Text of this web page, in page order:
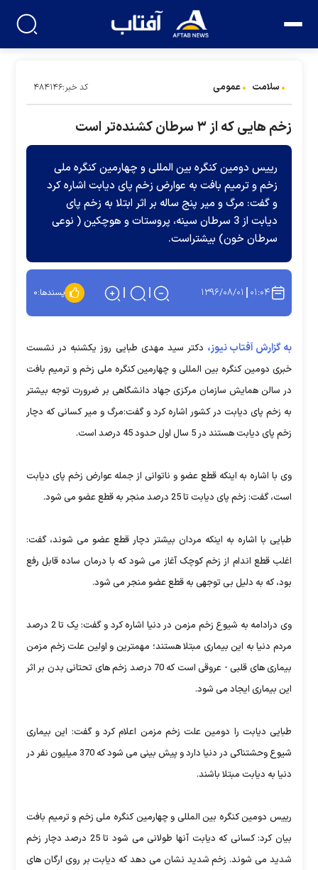
سلامت عمومی کد خبر:۴۸۴۱۴۶
زخم هایی که از ۳ سرطان کشنده‌تر است
رییس دومین کنگره بین المللی و چهارمین کنگره ملی
زخم و ترمیم بافت به عوارض زخم پای دیابت اشاره کرد
و گفت: مرگ و میر پنج ساله بر اثر ابتلا به زخم پای
دیابت از 3 سرطان سینه، پروستات و هوچکین ( نوعی
سرطان خون) بیشتراست.
۰۱:۰۴ ۱۳۹۶/۰۸/۰۱ پسندها:۰
به گزارش آفتاب نیوز، دکتر سید مهدی طبایی روز یکشنبه در نشست
خبری دومین کنگره بین المللی و چهارمین کنگره ملی زخم و ترمیم بافت
در سالن همایش سازمان مرکزی جهاد دانشگاهی بر ضرورت توجه بیشتر
به زخم پای دیابت در کشور اشاره کرد و گفت:مرگ و میر کسانی که دچار
زخم پای دیابت هستند در 5 سال اول حدود 45 درصد است.
وی با اشاره به اینکه قطع عضو و ناتوانی از جمله عوارض زخم پای دیابت
است، گفت: زخم پای دیابت تا 25 درصد منجر به قطع عضو می شود.
طبایی با اشاره به اینکه مردان بیشتر دچار قطع عضو می شوند، گفت:
اغلب قطع اندام از زخم کوچک آغاز می شود که با درمان ساده قابل رفع
بود، که به دلیل بی توجهی به قطع عضو منجر می شود.
وی درادامه به شیوع زخم مزمن در دنیا اشاره کرد و گفت: یک تا 2 درصد
مردم دنیا به این بیماری مبتلا هستند؛ مهمترین و اولین علت زخم مزمن
بیماری های قلبی - عروقی است که 70 درصد زخم های تحتانی بدن بر اثر
این بیماری ایجاد می شود.
طبایی دیابت را دومین علت زخم مزمن اعلام کرد و گفت: این بیماری
شیوع وحشتناکی در دنیا دارد و پیش بینی می شود که 370 میلیون نفر در
دنیا به دیابت مبتلا باشند.
رییس دومین کنگره بین المللی و چهارمین کنگره ملی زخم و ترمیم بافت
بیان کرد: کسانی که دیابت آنها طولانی می شود تا 25 درصد دچار زخم
شدید می شوند. زخم شدید نشان می دهد که دیابت بر روی ارگان های